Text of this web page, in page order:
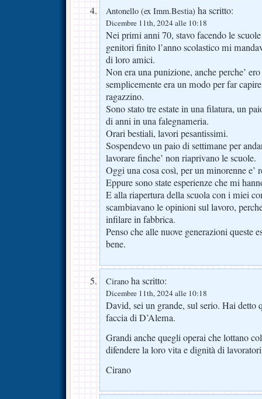
Antonello (ex Imm.Bestia) ha scritto:
Dicembre 11th, 2024 alle 10:18
Nei primi anni 70, stavo facendo le
genitori finito l’anno scolastico mi
di loro amici.
Non era una punizione, anche perche’
semplicemente era un modo per far
ragazzino.
Sono stato tre estate in una filatura, un
di anni in una falegnameria.
Orari bestiali, lavori pesantissimi.
Sospendevo un paio di settimane per
lavorare finche’ non riaprivano le scuole.
Oggi una cosa così, per un minorenne e’
Eppure sono state esperienze che mi
E alla riapertura della scuola con i miei
scambiavano le opinioni sul lavoro,
infilare in fabbrica.
Penso che alle nuove generazioni queste
bene.
Cirano ha scritto:
Dicembre 11th, 2024 alle 10:18
David, sei un grande, sul serio. Hai detto
faccia di D’Alema.
Grandi anche quegli operai che lottano
difendere la loro vita e dignità di
Cirano